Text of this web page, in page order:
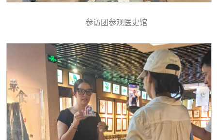
参访团参观医史馆